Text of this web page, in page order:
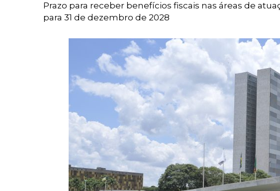
Prazo para receber benefícios fiscais nas áreas de
para 31 de dezembro de 2028